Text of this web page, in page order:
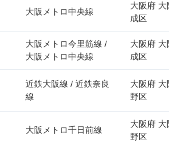
大阪メトロ中央線
大阪府 大
成区
大阪メトロ今里筋線 /
大阪メトロ中央線
大阪府 大
成区
近鉄大阪線 / 近鉄奈良
線
大阪府 大
野区
大阪メトロ千日前線
大阪府 大
野区